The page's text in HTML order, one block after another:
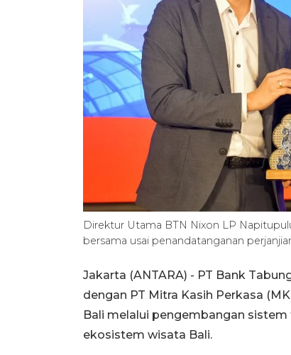
Direktur Utama BTN Nixon LP
bersama usai penandatanganan
Jakarta (ANTARA) - PT Bank
dengan PT Mitra Kasih Perkasa
Bali melalui pengembangan
ekosistem wisata Bali.